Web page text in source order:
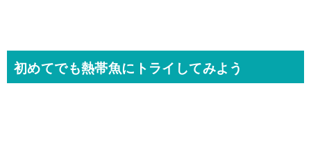
初めてでも熱帯魚にトライしてみよう